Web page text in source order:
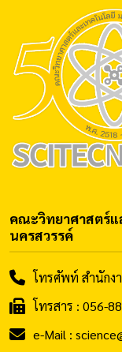
คณะวิทยาศาสตร์แ
นครสวรรค์
โทรศัพท์ สำนักง
โทรสาร : 056-
e-Mail :